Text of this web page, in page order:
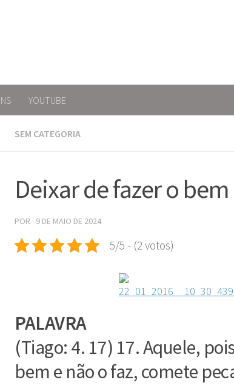
YOUTUBE
SEM CATEGORIA
Deixar de fazer o
POR · 9 DE MAIO DE 2024
5/5 - (2 votos)
PALAVRA
(Tiago: 4. 17) 17. Aquele,
bem e não o faz, comete